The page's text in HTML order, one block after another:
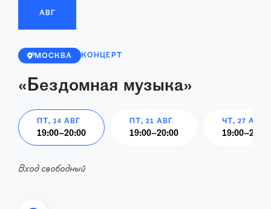
АВГ
МОСКВА КОНЦЕРТ
«Бездомная музыка»
ПТ, 14 АВГ
19:00–20:00
ПТ, 21 АВГ
19:00–20:00
ЧТ, 27 АВГ
19:00–20:00
Вход свободный